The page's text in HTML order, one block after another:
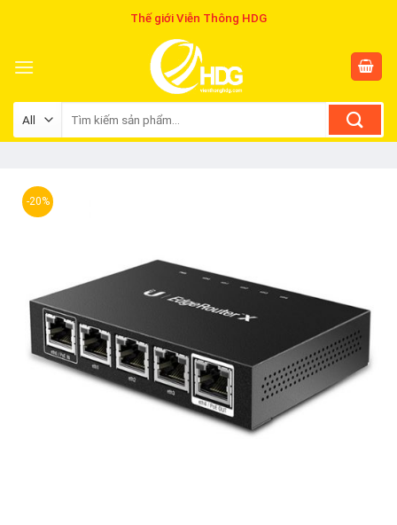
Thế giới Viễn Thông HDG
-20%